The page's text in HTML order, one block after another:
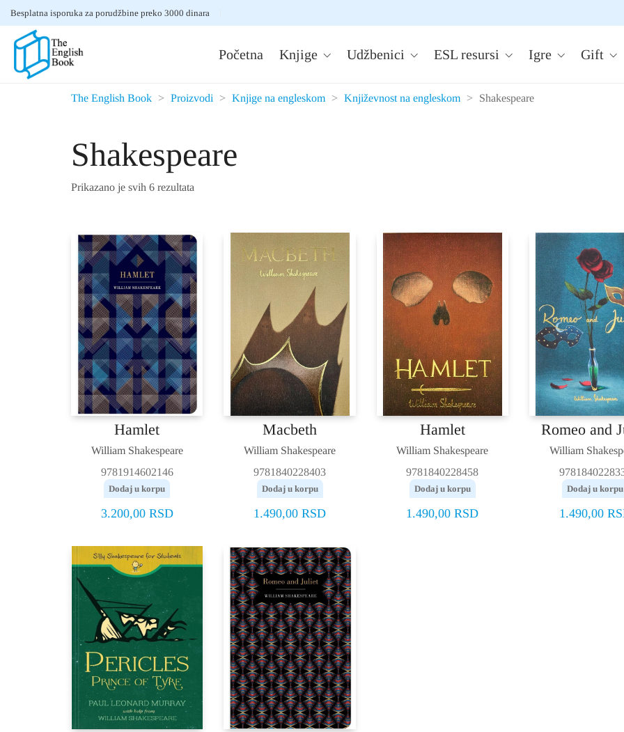
Besplatna isporuka za porudžbine preko 3000 dinara
Početna Knjige Udžbenici ESL resursi Igre Gift
The English Book > Proizvodi > Knjige na engleskom > Književnost na engleskom > Shakespeare
Shakespeare
Prikazano je svih 6 rezultata
Hamlet
William Shakespeare
9781914602146
Dodaj u korpu
3.200,00 RSD
Macbeth
William Shakespeare
9781840228403
Dodaj u korpu
1.490,00RSD
Hamlet
William Shakespeare
9781840228458
Dodaj u korpu
1.490,00RSD
Romeo and
William
Dodaj u korpu
1.490,00